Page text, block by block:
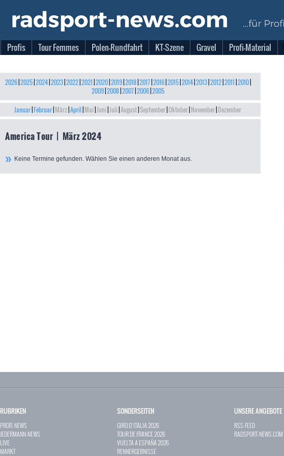
Profis Tour Femmes Polen-Rundfahrt KT-Szene Gravel Profi-Material
2026| 2025| 2024| 2023| 2022| 2021 2020| 2019| 2018| 2017| 2016| 2015| 2014| 2013| 2012| 2011 2010|
2009| 2008| 2007| 2006| 2005
Januar Februar März April Mai Juni Juli August September Oktober November Dezember
America Tour | März 2024
Keine Termine gefunden. Wählen Sie einen anderen Monat aus.
RUBRIKEN
PROFI-NEWS
JEDERMANN-NEWS
LIVE
MARKT
SONDERSEITEN
GIRO D`ITALIA 2026
TOUR DE FRANCE 2026
VUELTA A ESPAÑA 2026
RENNERGEBNISSE
UNSERE ANGEBOTE
RSS-FEED
RADSPORT-NEWS.COM